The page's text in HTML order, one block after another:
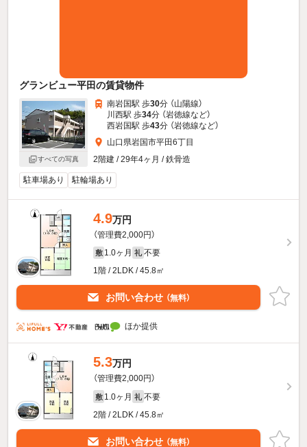
グランビュー平田の賃貸物件
すべての写真
南岩国駅 歩30分 （山陽線）
川西駅 歩34分 （岩徳線など）
西岩国駅 歩43分 （岩徳線など）
山口県岩国市平田6丁目
2階建 / 29年4ヶ月 / 鉄骨造
駐車場あり 駐輪場あり
4.9万円
（管理費2,000円）
敷 1.0ヶ月 礼 不要
1階 / 2LDK / 45.8㎡
お問い合わせ （無料）
ほか提供
5.3万円
（管理費2,000円）
敷 1.0ヶ月 礼 不要
2階 / 2LDK / 45.8㎡
お問い合わせ （無料）